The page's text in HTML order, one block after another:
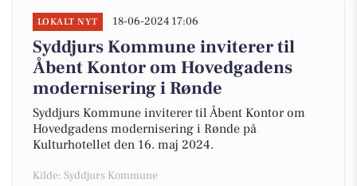
LOKALT NYT 18-06-2024 17:06
Syddjurs Kommune inviterer til
Åbent Kontor om Hovedgadens
modernisering i Rønde
Syddjurs Kommune inviterer til Åbent Kontor om
Hovedgadens modernisering i Rønde på
Kulturhotellet den 16. maj 2024.
Kilde: Syddjurs Kommune